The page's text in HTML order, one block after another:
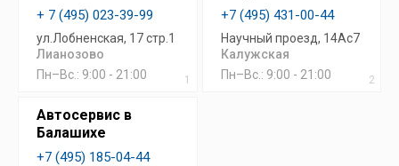
1
+ 7 (495) 023-39-99
ул.Лобненская, 17 стр.1
Лианозово
Пн–Вс.: 9:00 - 21:00
2
+7 (495) 431-00-44
Научный проезд, 14Ас7
Калужская
Пн–Вс.: 9:00 - 21:00
Автосервис в
Балашихе
+7 (495) 185-04-44